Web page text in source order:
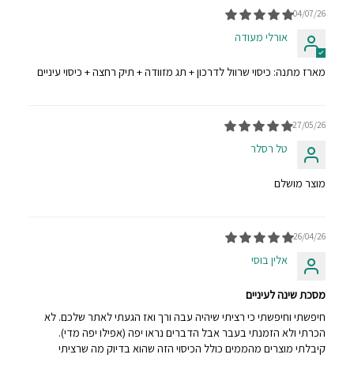
04/07/26
אורלי מעודה
מארז מתנה: כיסוי שרוול לדרכון + תג מזוודה + תיק רחצה + כיסוי עיניים
27/05/26
טל רסלר
מוצר מושלם
26/04/26
אלין בוסי
מסכת שינה לעיניים
חיפשתי וחיפשתי כי רציתי שיהיה עבה ורך ואז הגעתי לאתר שלכם. לא
הכרתי ולא הזמנתי בעבר אבל הדברים נראו יפה (אפילו יפה מדי).
קיבלתי מוצרים מהממים כולל הכיסוי הזה שהוא בדיוק מה שרציתי